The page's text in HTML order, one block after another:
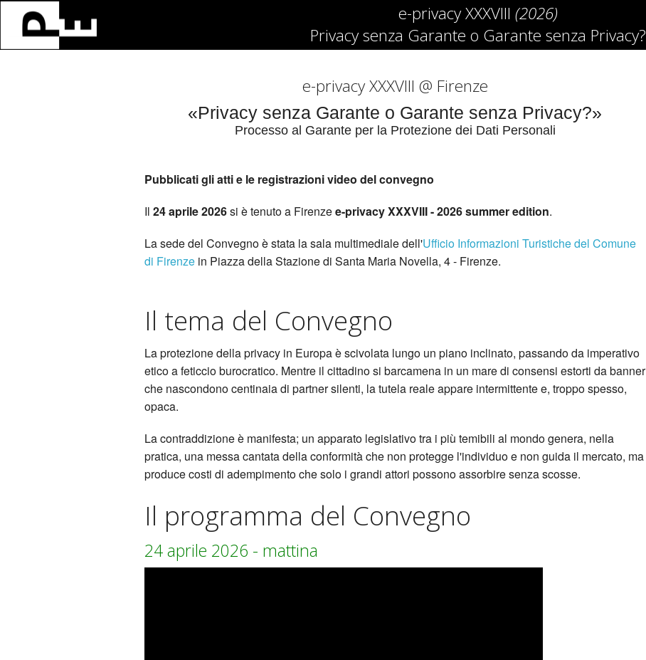
e-privacy XXXVIII (2026)
Privacy senza Garante o Garante senza Privacy?
e-privacy XXXVIII @ Firenze
«Privacy senza Garante o Garante senza Privacy?»
Processo al Garante per la Protezione dei Dati Personali
Pubblicati gli atti e le registrazioni video del convegno
Il 24 aprile 2026si è tenuto a Firenzee-privacy XXXVIII - 2026 summer edition.
La sede del Convegno è stata la sala multimediale dell'Ufficio Informazioni Turistiche del Comune
di Firenze in Piazza della Stazione di Santa Maria Novella, 4 - Firenze.
Il tema del Convegno
La protezione della privacy in Europa è scivolata lungo un piano inclinato, passando da imperativo
etico a feticcio burocratico. Mentre il cittadino si barcamena in un mare di consensi estorti da banner
che nascondono centinaia di partner silenti, la tutela reale appare intermittente e, troppo spesso,
opaca.
La contraddizione è manifesta; un apparato legislativo tra i più temibili al mondo genera, nella
pratica, una messa cantata della conformità che non protegge l'individuo e non guida il mercato, ma
produce costi di adempimento che solo i grandi attori possono assorbire senza scosse.
Il programma del Convegno
24 aprile 2026 - mattina